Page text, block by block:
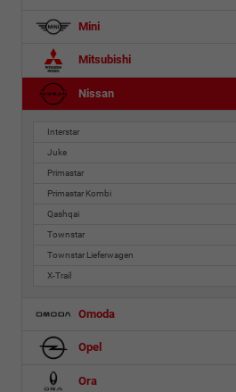
Mini
Mitsubishi
Nissan
Interstar
Juke
Primastar
Primastar Kombi
Qashqai
Townstar
Townstar Lieferwagen
X-Trail
Omoda
Opel
Ora